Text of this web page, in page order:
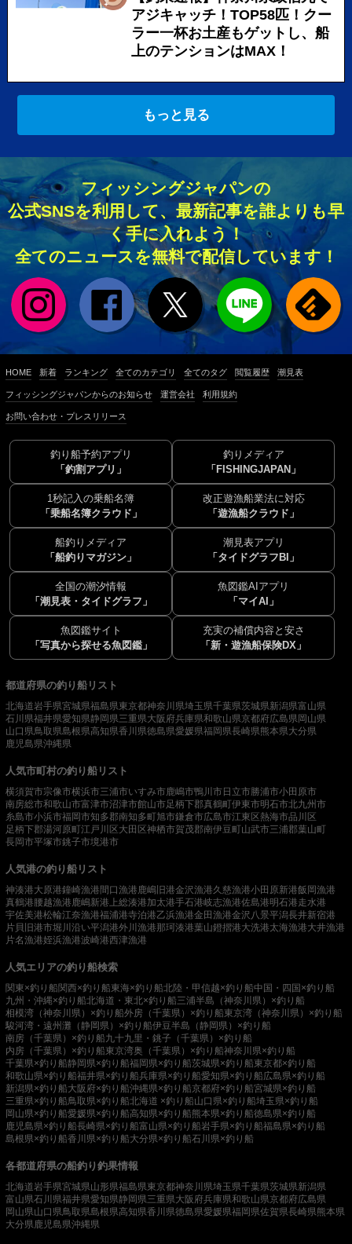
アジキャッチ！TOP58匹！クー
ラー一杯お土産もゲットし、船
上のテンションはMAX！
もっと見る
フィッシングジャパンの
公式SNSを利用して、最新記事を誰よりも早
く手に入れよう！
全てのニュースを無料で配信しています！
HOME 新着 ランキング 全てのカテゴリ 全てのタグ 閲覧履歴 潮見表
フィッシングジャパンからのお知らせ 運営会社 利用規約
お問い合わせ・プレスリリース
釣り船予約アプリ
「釣割アプリ」
釣りメディア
「FISHINGJAPAN」
1秒記入の乗船名簿
「乗船名簿クラウド」
改正遊漁船業法に対応
「遊漁船クラウド」
船釣りメディア
「船釣りマガジン」
潮見表アプリ
「タイドグラフBI」
全国の潮汐情報
「潮見表・タイドグラフ」
魚図鑑AIアプリ
「マイAI」
魚図鑑サイト
「写真から探せる魚図鑑」
充実の補償内容と安さ
「新・遊漁船保険DX」
都道府県の釣り船リスト
北海道岩手県宮城県福島県東京都神奈川県埼玉県千葉県茨城県新潟県富山県
石川県福井県愛知県静岡県三重県大阪府兵庫県和歌山県京都府広島県岡山県
山口県鳥取県島根県高知県香川県徳島県愛媛県福岡県長崎県熊本県大分県
鹿児島県沖縄県
人気市町村の釣り船リスト
横須賀市宗像市横浜市三浦市いすみ市鹿嶋市鴨川市日立市勝浦市小田原市
南房総市和歌山市富津市沼津市館山市足柄下郡真鶴町伊東市明石市北九州市
糸島市小浜市福岡市知多郡南知多町旭市鎌倉市広島市江東区熱海市品川区
足柄下郡湯河原町江戸川区大田区神栖市賀茂郡南伊豆町山武市三浦郡葉山町
長岡市平塚市銚子市境港市
人気港の釣り船リスト
神湊港大原港鐘崎漁港間口漁港 鹿嶋旧港金沢漁港久慈漁港小田原新港飯岡漁港
真鶴港腰越漁港 鹿嶋新港 上総湊港加太港手石港岐志漁港佐島港明石港走水港
宇佐美港松輪江奈漁港福浦港寺泊港乙浜漁港金田漁港金沢八景平潟長井新宿港
片貝旧港市堀川沿い平潟港外川漁港那珂湊港葉山鐙摺港大洗港太海漁港大井漁港
片名漁港姪浜漁港波崎港西津漁港
人気エリアの釣り船検索
関東×釣り船関西×釣り船東海×釣り船北陸・甲信越×釣り船中国・四国×釣り船
九州・沖縄×釣り船北海道・東北×釣り船三浦半島（神奈川県）×釣り船
相模湾（神奈川県）×釣り船外房（千葉県）×釣り船東京湾（神奈川県）×釣り船
駿河湾・遠州灘（静岡県）×釣り船伊豆半島（静岡県）×釣り船
南房（千葉県）×釣り船九十九里・銚子（千葉県）×釣り船
内房（千葉県）×釣り船東京湾奥（千葉県）×釣り船神奈川県×釣り船
千葉県×釣り船静岡県×釣り船福岡県×釣り船茨城県×釣り船東京都×釣り船
和歌山県×釣り船福井県×釣り船兵庫県×釣り船愛知県×釣り船広島県×釣り船
新潟県×釣り船大阪府×釣り船沖縄県×釣り船京都府×釣り船宮城県×釣り船
三重県×釣り船鳥取県×釣り船北海道 ×釣り船山口県×釣り船埼玉県×釣り船
岡山県×釣り船愛媛県×釣り船高知県×釣り船熊本県×釣り船徳島県×釣り船
鹿児島県×釣り船長崎県×釣り船富山県×釣り船岩手県×釣り船福島県×釣り船
島根県×釣り船香川県×釣り船大分県×釣り船石川県×釣り船
各都道府県の船釣り釣果情報
北海道岩手県宮城県山形県福島県東京都神奈川県埼玉県千葉県茨城県新潟県
富山県石川県福井県愛知県静岡県三重県大阪府兵庫県和歌山県京都府広島県
岡山県山口県鳥取県島根県高知県香川県徳島県愛媛県福岡県佐賀県長崎県熊本県
大分県 鹿児島県沖縄県